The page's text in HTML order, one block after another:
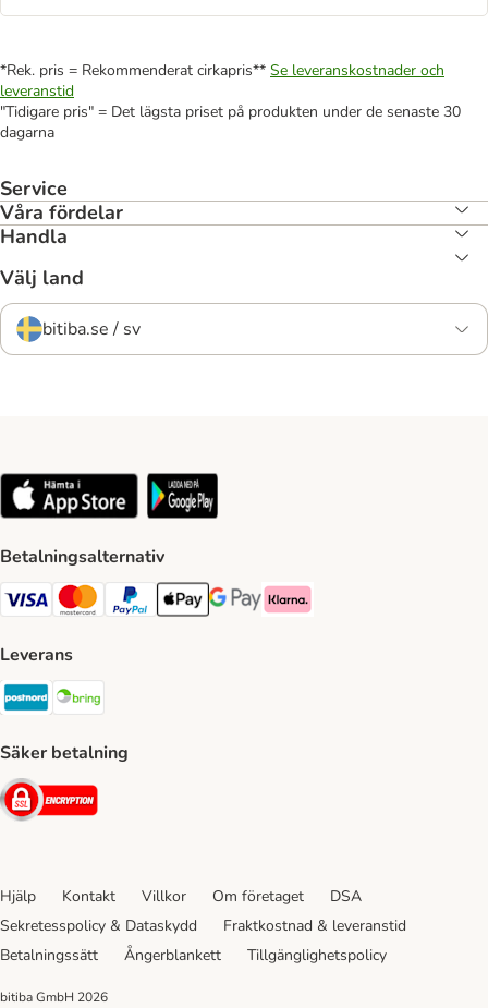
*Rek. pris = Rekommenderat cirkapris** Se leveranskostnader och
leveranstid
"Tidigare pris" = Det lägsta priset på produkten under de senaste 30
dagarna
Service
Våra fördelar
Handla
Välj land
bitiba.se / sv
Betalningsalternativ
VISA Payment Method
Mastercard Payment Method
Paypal Payment Method
Apple Pay Payment Method
Google Pay Payment Method
Klarna Payment Method
Leverans
Postnord Shipping Method
Säker betalning
Security
Hjälp Kontakt Villkor Om företaget
DSA
Sekretesspolicy & Dataskydd
Fraktkostnad & leveranstid
Betalningssätt
Ångerblankett Tillgänglighetspolicy
bitiba GmbH 2026